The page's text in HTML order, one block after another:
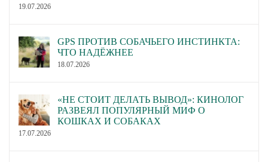
19.07.2026
GPS ПРОТИВ СОБАЧЬЕГО ИНСТИНКТА:
ЧТО НАДЁЖНЕЕ
18.07.2026
«НЕ СТОИТ ДЕЛАТЬ ВЫВОД»: КИНОЛОГ
РАЗВЕЯЛ ПОПУЛЯРНЫЙ МИФ О
КОШКАХ И СОБАКАХ
17.07.2026